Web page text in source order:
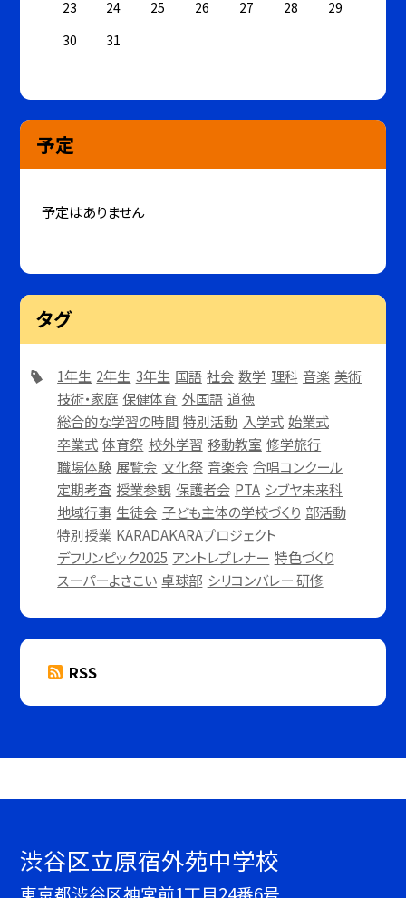
23
24 25 26 27 28
29
30
31
予定
予定はありません
タグ
1年生 2年生 3年生 国語 社会 数学 理科 音楽 美術
技術・家庭 保健体育 外国語 道徳
総合的な学習の時間 特別活動 入学式 始業式
卒業式 体育祭 校外学習 移動教室 修学旅行
職場体験 展覧会 文化祭 音楽会 合唱コンクール
定期考査 授業参観 保護者会 PTA シブヤ未来科
地域行事 生徒会 子ども主体の学校づくり 部活動
特別授業 KARADAKARAプロジェクト
デフリンピック2025 アントレプレナー 特色づくり
スーパーよさこい 卓球部 シリコンバレー 研修
RSS
渋谷区立原宿外苑中学校